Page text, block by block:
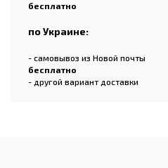
бесплатно
по Украине:
- самовывоз из Новой почты
бесплатно
- другой вариант доставки